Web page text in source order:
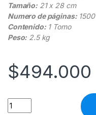
Tamaño: 21 x 28 cm
Numero de páginas:1500
Contenido:1 Tomo
Peso: 2.5 kg
$494.000
Farmacología Básica Y